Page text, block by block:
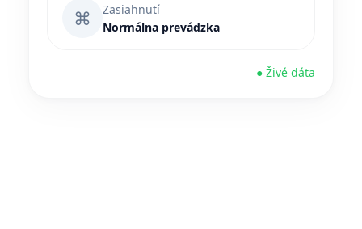
⌘
Zasiahnutí
Normálna prevádzka
● Živé dáta